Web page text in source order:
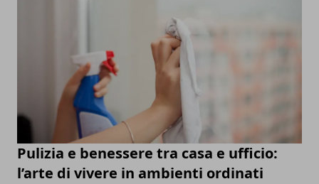
Pulizia e benessere tra casa e ufficio:
l’arte di vivere in ambienti ordinati